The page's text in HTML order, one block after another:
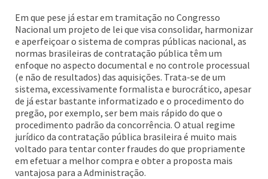
Em que pese já estar em tramitação no Congresso
Nacional um projeto de lei que visa consolidar, harmonizar
e aperfeiçoar o sistema de compras públicas nacional, as
normas brasileiras de contratação pública têm um
enfoque no aspecto documental e no controle processual
(e não de resultados) das aquisições. Trata-se de um
sistema, excessivamente formalista e burocrático, apesar
de já estar bastante informatizado e o procedimento do
pregão, por exemplo, ser bem mais rápido do que o
procedimento padrão da concorrência. O atual regime
jurídico da contratação pública brasileira é muito mais
voltado para tentar conter fraudes do que propriamente
em efetuar a melhor compra e obter a proposta mais
vantajosa para a Administração.